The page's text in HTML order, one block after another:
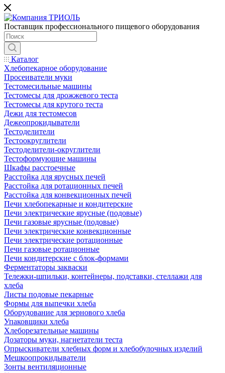
Поставщик профессионального пищевого оборудования
Каталог
Хлебопекарное оборудование
Просеиватели муки
Тестомесильные машины
Тестомесы для дрожжевого теста
Тестомесы для крутого теста
Дежи для тестомесов
Дежеопрокидыватели
Тестоделители
Тестоокруглители
Тестоделители-округлители
Тестоформующие машины
Шкафы расстоечные
Расстойка для ярусных печей
Расстойка для ротационных печей
Расстойка для конвекционных печей
Печи хлебопекарные и кондитерские
Печи электрические ярусные (подовые)
Печи газовые ярусные (подовые)
Печи электрические конвекционные
Печи электрические ротационные
Печи газовые ротационные
Печи кондитерские с блок-формами
Ферментаторы закваски
Тележки-шпильки, контейнеры, подставки, стеллажи для
хлеба
Листы подовые пекарные
Формы для выпечки хлеба
Оборудование для зернового хлеба
Упаковщики хлеба
Хлеборезательные машины
Дозаторы муки, нагнетатели теста
Опрыскиватели хлебных форм и хлебобулочных изделий
Мешкоопрокидыватели
Зонты вентиляционные